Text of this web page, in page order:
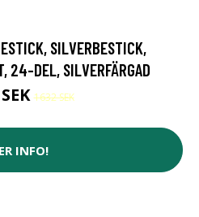
SILVERBESTICK,
24-DEL, SILVERFÄRGAD
1632 SEK
INFO!